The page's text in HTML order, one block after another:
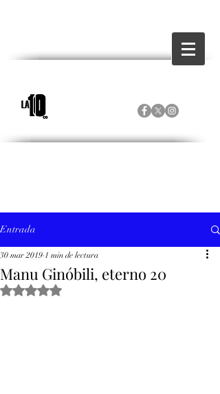
Entrada
Manu Ginóbili, eterno 20
30 mar 2019 1 min de lectura
Obtuvo NaN de 5 estrellas.